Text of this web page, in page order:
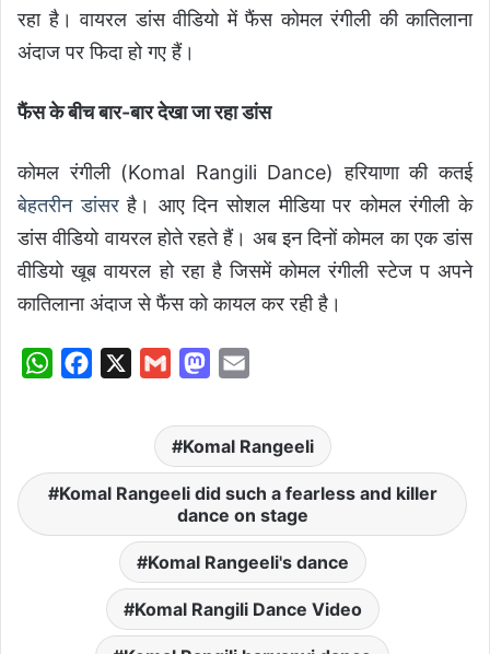
रहा है। वायरल डांस वीडियो में फैंस कोमल रंगीली की कातिलाना
अंदाज पर फिदा हो गए हैं।
फैंस के बीच बार-बार देखा जा रहा डांस
कोमल रंगीली (Komal Rangili Dance) हरियाणा की कतई
बेहतरीन डांसरहै। आए दिन सोशल मीडिया पर कोमल रंगीली के
डांस वीडियो वायरल होते रहते हैं। अब इन दिनों कोमल का एक डांस
वीडियो खूब वायरल हो रहा है जिसमें कोमल रंगीली स्टेज प अपने
कातिलाना अंदाज से फैंस को कायल कर रही है।
W
s
b
a
i
l
M
s
t
o
d
o
n
a
i
l
Komal Rangeeli
Komal Rangeeli did such a fearless and killer
dance on stage
Komal Rangeeli's dance
Komal Rangili Dance Video